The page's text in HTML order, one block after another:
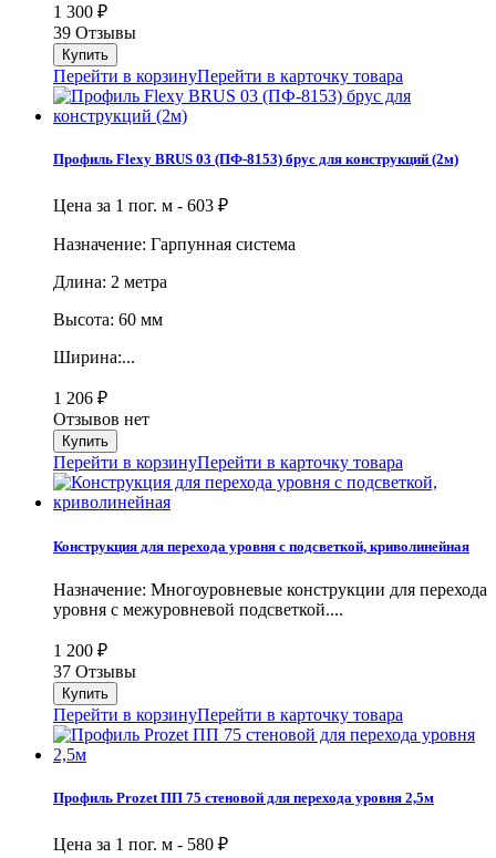
1 300 ₽
39 Отзывы
Перейти в корзинуПерейти в карточку товара
Профиль Flexy BRUS 03 (ПФ-8153) брус для конструкций (2м)
Цена за 1 пог. м - 603 ₽
Назначение: Гарпунная система
Длина: 2 метра
Высота: 60 мм
Ширина:...
1 206 ₽
Отзывов нет
Перейти в корзинуПерейти в карточку товара
Конструкция для перехода уровня с подсветкой, криволинейная
Назначение: Многоуровневые конструкции для перехода
уровня с межуровневой подсветкой....
1 200 ₽
37 Отзывы
Перейти в корзинуПерейти в карточку товара
Профиль Prozet ПП 75 стеновой для перехода уровня 2,5м
Цена за 1 пог. м - 580 ₽